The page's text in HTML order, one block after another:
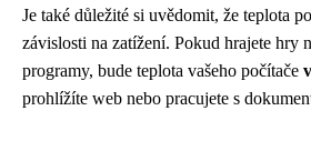
Je také důležité si uvědomit, že teplota
závislosti na zatížení. Pokud hrajete hry
programy, bude teplota vašeho počítače
prohlížíte web nebo pracujete s